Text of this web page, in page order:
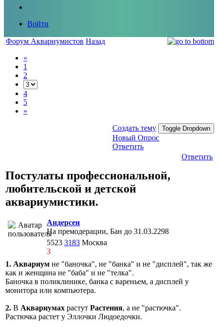
Войти
Форум Аквариумистов Назад
«
1
2
4
5
»
Создать тему Toggle Dropdown
Новый Опрос
Ответить
Ответить
Постулаты профессиональной,
любительской и детской
аквариумистики.
Андерсен
На премодерации, Бан до 31.03.2298
5523 3183 Москва
3
1. Аквариум не "баночка", не "банка" и не "дисплей", так же
как и женщина не "баба" и не "телка".
Баночка в поликлинике, банка с вареньем, а дисплей у
монитора или компьютера.
2. В Аквариумах растут Растения, а не "растючка".
Растючка растет у Эллочки Людоедочки.